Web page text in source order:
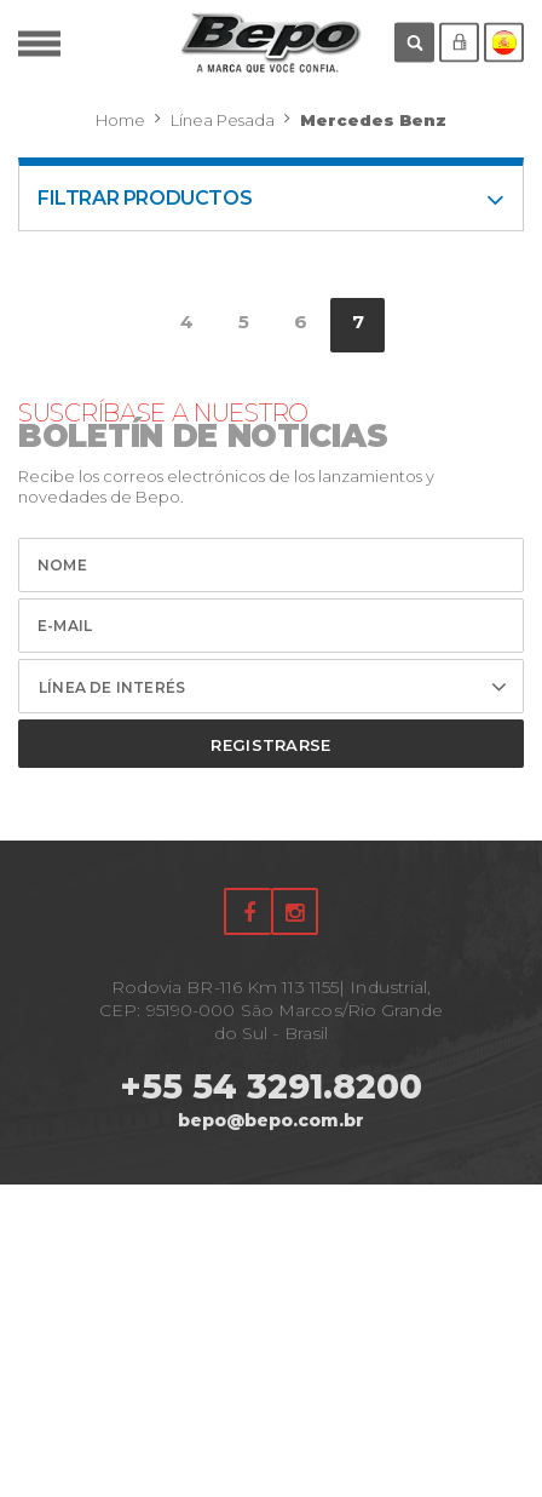
Home Línea Pesada Mercedes Benz
FILTRAR PRODUCTOS
4 5 6 7
SUSCRÍBASE A NUESTRO
BOLETÍN DE NOTICIAS
Recibe los correos electrónicos de los lanzamientos y
novedades de Bepo.
LÍNEA DE INTERÉS
REGISTRARSE
Rodovia BR-116 Km 113 1155| Industrial,
CEP: 95190-000 São Marcos/Rio Grande
do Sul - Brasil
+55 54 3291.8200
bepo@bepo.com.br